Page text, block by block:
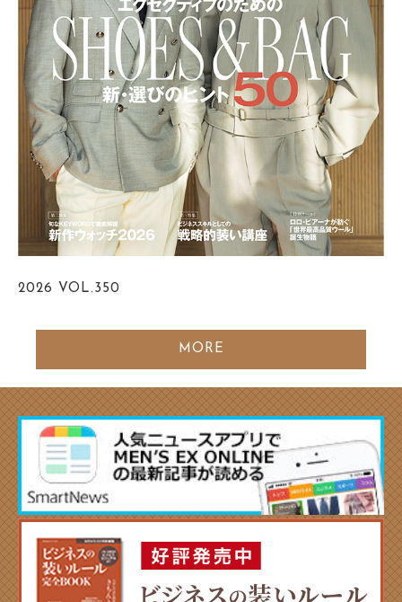
2026 VOL.350
MORE